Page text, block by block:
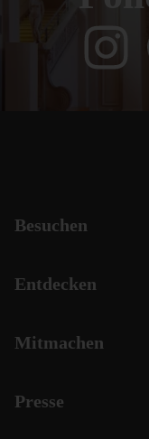
Besuchen
Entdecken
Mitmachen
Presse